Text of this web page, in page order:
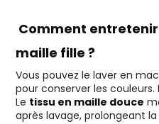
Comment
maille fille ?
Vous pouvez le laver en
pour conserver les couleurs.
Le tissu en maille douce
après lavage, prolongeant